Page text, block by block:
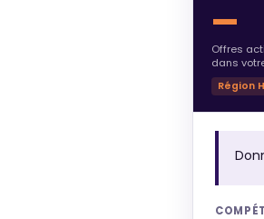
—
Offres
dans
Région